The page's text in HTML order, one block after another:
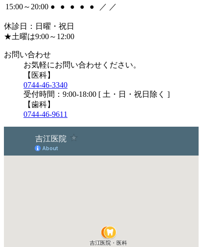
15:00～20:00 ● ● ● ● ● ／ ／
休診日：日曜・祝日
★土曜は9:00～12:00
お問い合わせ
お気軽にお問い合わせください。
【医科】
0744-46-3340
受付時間：9:00-18:00 [ 土・日・祝日除く ]
【歯科】
0744-46-9611